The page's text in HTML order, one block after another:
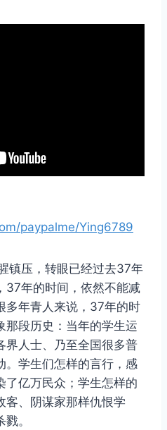
paypalme/Ying6789
镇压，转眼已经过去37年
37年的时间，依然不能减
多年青人来说，37年的时
那段历史：当年的学生运
界人士、乃至全国很多普
。学生们怎样的言行，感
了亿万民众；学生怎样的
客、阴谋家那样仇恨学
。